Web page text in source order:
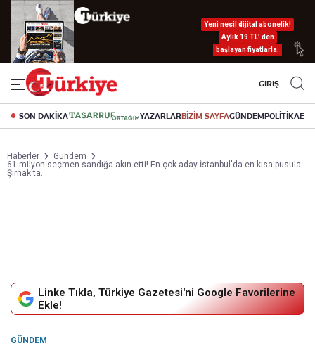
Yeni nesil dijital abonelik!
Aylık 19 TL’ den
başlayan fiyatlarla.
GİRİŞ
SON DAKİKA YAZARLARBİZİM SAYFAGÜNDEMPOLİTİKA
Haberler
Gündem
61 milyon seçmen sandığa akın etti! En çok aday İstanbul'da en kısa pusula
Şırnak'ta...
Linke Tıkla, Türkiye Gazetesi'ni Google Favorilerine
Ekle!
GÜNDEM